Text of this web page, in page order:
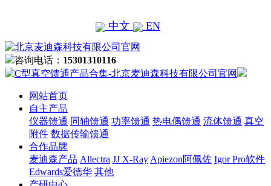
中文 EN
咨询电话： 15301310116
网站首页
自主产品
仪器馈通 同轴馈通 功率馈通 热电偶馈通 流体馈通 真空
附件 数据传输馈通
合作品牌
麦迪森产品 Allectra JJ X-Ray Apiezon阿佩佐 Igor Pro软件
Edwards爱德华 其他